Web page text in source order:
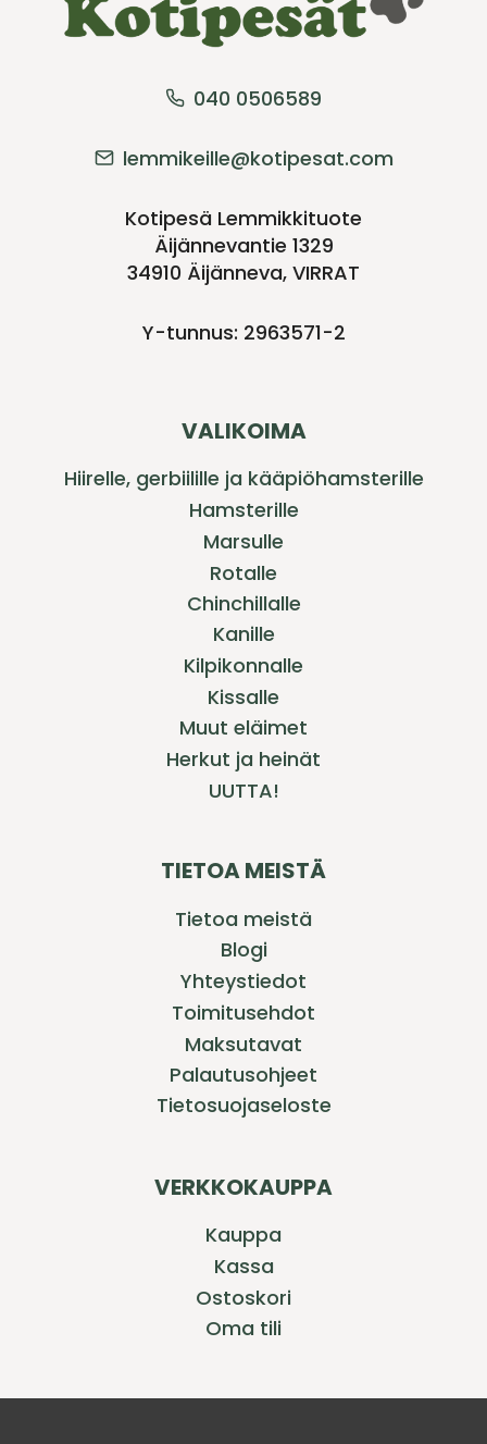
040 0506589
lemmikeille@kotipesat.com
Kotipesä Lemmikkituote
Äijännevantie 1329
34910 Äijänneva, VIRRAT
Y-tunnus: 2963571-2
VALIKOIMA
Hiirelle, gerbiilille ja kääpiöhamsterille
Hamsterille
Marsulle
Rotalle
Chinchillalle
Kanille
Kilpikonnalle
Kissalle
Muut eläimet
Herkut ja heinät
UUTTA!
TIETOA MEISTÄ
Tietoa meistä
Blogi
Yhteystiedot
Toimitusehdot
Maksutavat
Palautusohjeet
Tietosuojaseloste
VERKKOKAUPPA
Kauppa
Kassa
Ostoskori
Oma tili